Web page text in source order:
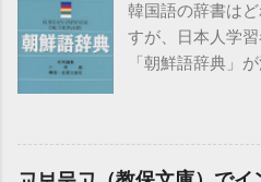
韓国語の辞書は
すが、日本人学
「朝鮮語辞典」
みになぜ「朝鮮
と、発売時点で
とするのが慣例